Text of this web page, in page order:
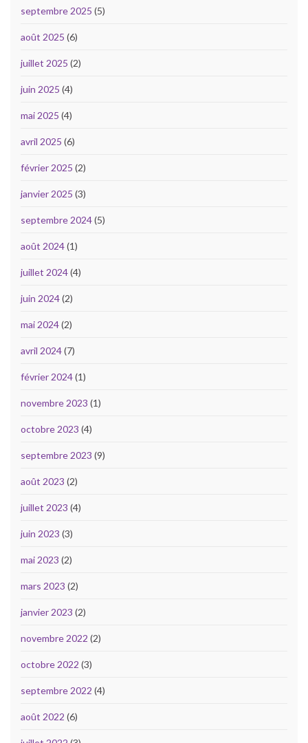
septembre 2025 (5)
août 2025 (6)
juillet 2025 (2)
juin 2025 (4)
mai 2025 (4)
avril 2025 (6)
février 2025 (2)
janvier 2025 (3)
septembre 2024(5)
août 2024(1)
juillet 2024(4)
juin 2024(2)
mai 2024(2)
avril 2024(7)
février 2024(1)
novembre 2023 (1)
octobre 2023 (4)
septembre 2023 (9)
août 2023 (2)
juillet 2023 (4)
juin 2023 (3)
mai 2023 (2)
mars 2023 (2)
janvier 2023 (2)
novembre 2022 (2)
octobre 2022 (3)
septembre 2022 (4)
août 2022 (6)